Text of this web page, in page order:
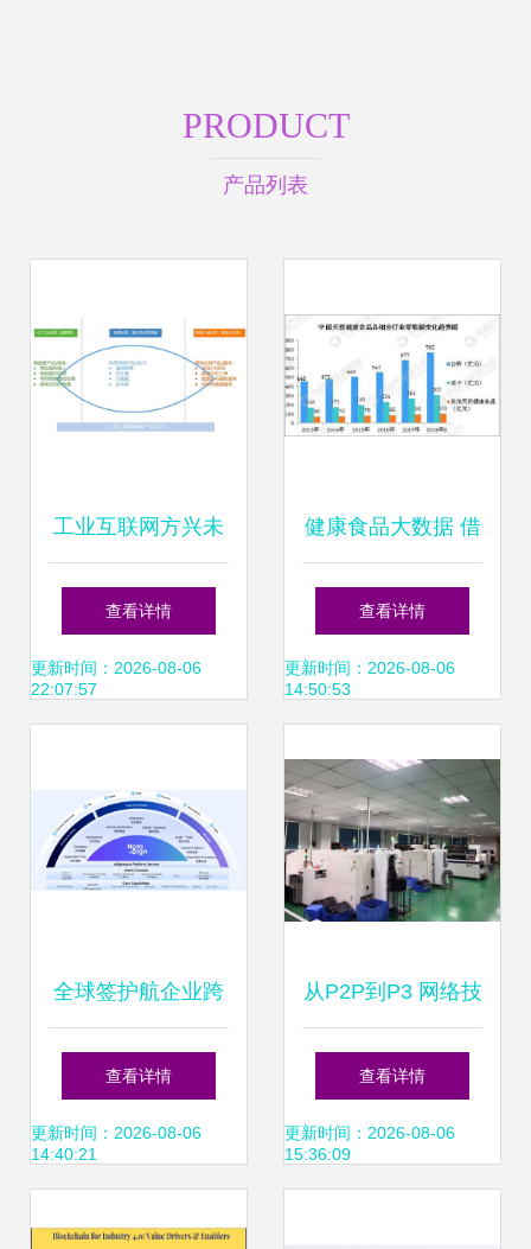
PRODUCT
产品列表
工业互联网方兴未
艾 以数据管理为
钥，开启工业智能
查看详情
更新时间：2026-08-06
22:07:57
健康食品大数据 借
力互联网开拓技术
服务新模式
查看详情
更新时间：2026-08-06
14:50:53
全球签护航企业跨
境经营 法大大携手
亚太国际仲裁院香
查看详情
更新时间：2026-08-06
14:40:21
从P2P到P3 网络技
术开发的演进与未
来展望
查看详情
更新时间：2026-08-06
15:36:09